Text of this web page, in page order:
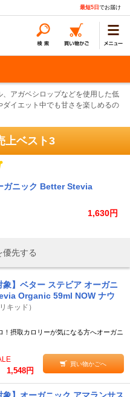
最短5日 でお届け
アガベシロップなどを使用した低
イエット中でも甘さを楽しめるの
上ベスト3
ガニック Better Stevia
1,630円
優先する
象】ベター ステビア オーガニ
Organic 59ml NOW ナウ
キッド）
！摂取カロリーが気になる方へオーガニ
1,548円
買い物かごへ